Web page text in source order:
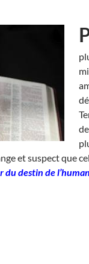
et suspect que
du destin de